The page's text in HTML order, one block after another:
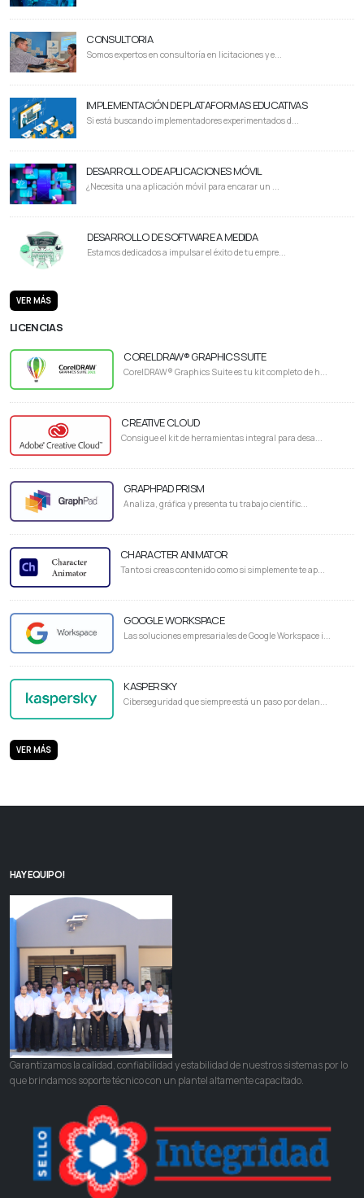
CONSULTORIA
Somos expertos en consultoría en licitaciones y e...
IMPLEMENTACIÓN DE PLATAFORMAS EDUCATIVAS
Si está buscando implementadores experimentados d...
DESARROLLO DE APLICACIONES MÓVIL
¿Necesita una aplicación móvil para encarar un ...
DESARROLLO DE SOFTWARE A MEDIDA
Estamos dedicados a impulsar el éxito de tu empre...
VER MÁS
LICENCIAS
CORELDRAW® GRAPHICS SUITE
CorelDRAW® Graphics Suite es tu kit completo de h...
CREATIVE CLOUD
Consigue el kit de herramientas integral para desa...
GRAPHPAD PRISM
Analiza, gráfica y presenta tu trabajo científic...
CHARACTER ANIMATOR
Tanto si creas contenido como si simplemente te ap...
GOOGLE WORKSPACE
Las soluciones empresariales de Google Workspace i...
KASPERSKY
Ciberseguridad que siempre está un paso por delan...
VER MÁS
HAY EQUIPO!
Garantizamos la calidad, confiabilidad y estabilidad de nuestros sistemas por lo
que brindamos soporte técnico con un plantel altamente capacitado.